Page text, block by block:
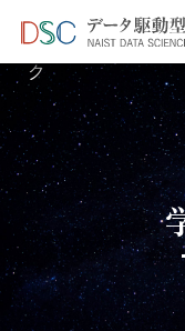
TOP ＞ イベント
ク